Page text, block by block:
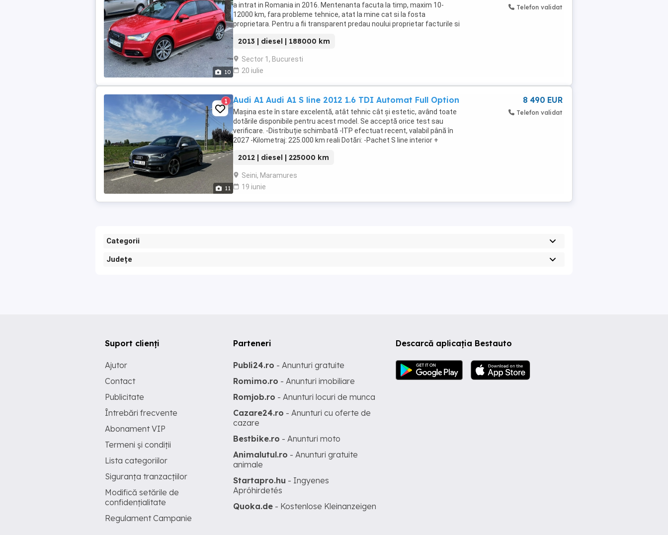
10
a intrat in Romania in 2016. Mentenanta facuta la timp, maxim 10-
12000 km, fara probleme tehnice, atat la mine cat si la fosta
proprietara. Pentru a fii transparent predau noului proprietar facturile si
2013 | diesel | 188000 km
Sector 1, Bucuresti
20 iulie
Telefon validat
11
1 Audi A1 Audi A1 S line 2012 1.6 TDI Automat Full Option
Mașina este în stare excelentă, atât tehnic cât și estetic, având toate
dotările disponibile pentru acest model. Se acceptă orice test sau
verificare. -Distribuție schimbată -ITP efectuat recent, valabil până în
2027 -Kilometraj: 225.000 km reali Dotări: -Pachet S line interior +
2012 | diesel | 225000 km
Seini, Maramures
19 iunie
8 490 EUR
Telefon validat
Categorii
Județe
Descarcă aplicația Bestauto
Suport clienți
Ajutor
Contact
Publicitate
Întrebări frecvente
Abonament VIP
Termeni și condiții
Lista categoriilor
Siguranța tranzacțiilor
Modifică setările de
confidențialitate
Regulament Campanie
Parteneri
Publi24.ro - Anunturi gratuite
Romimo.ro - Anunturi imobiliare
Romjob.ro - Anunturi locuri de munca
Cazare24.ro - Anunturi cu oferte de
cazare
Bestbike.ro - Anunturi moto
Animalutul.ro - Anunturi gratuite
animale
Startapro.hu - Ingyenes
Apróhirdetés
Quoka.de - Kostenlose Kleinanzeigen